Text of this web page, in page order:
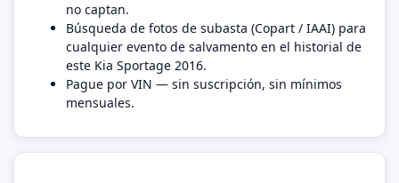
no captan.
Búsqueda de fotos de subasta (Copart / IAAI) para
cualquier evento de salvamento en el historial de
este Kia Sportage 2016.
Pague por VIN — sin suscripción, sin mínimos
mensuales.